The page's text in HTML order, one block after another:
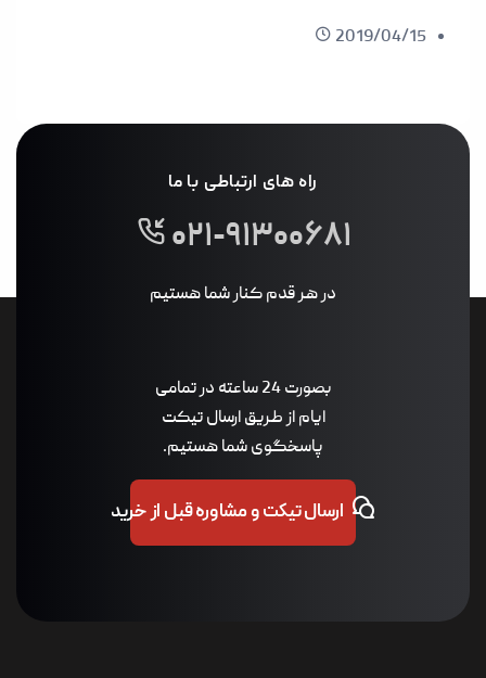
2019/04/15
راه های ارتباطی با ما
۰۲۱-۹۱۳۰۰۶۸۱
در هر قدم کنار شما هستیم
بصورت 24 ساعته در تمامی
ایام از طریق ارسال تیکت
پاسخگوی شما هستیم.
ارسال تیکت و مشاوره قبل از خرید